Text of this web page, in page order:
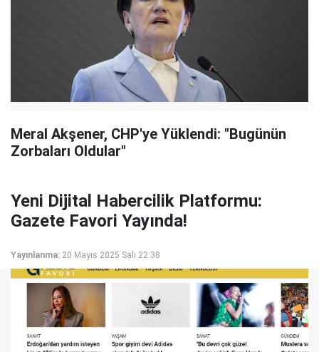
Meral Akşener, CHP'ye Yüklendi: "Bugünün
Zorbaları Oldular"
Yeni Dijital Habercilik Platformu:
Gazete Favori Yayında!
Yayınlanma: 20 Mayıs 2025 Salı 22:38